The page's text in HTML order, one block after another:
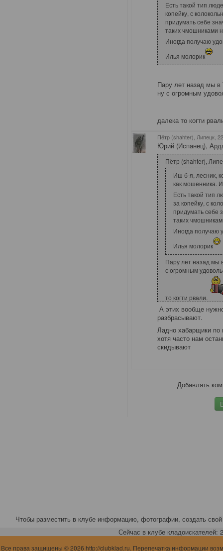
Есть такой тип
копейку, с
придумать себе
таких чмошниками
Иногда получаю
Илья молорик
Пару лет назад мы в
ну с огромным
далека то когти
Пётр (shahter), Липецк ,
Юрий (Испанец),
Пётр (shahter),
Иш б-я, лесник,
как мошенника. И
Есть такой тип
за копейку, с
придумать себе
таких
Иногда получаю
Илья молорик
Пару лет назад мы
с огромным
то когти рвали.
А этих вообще
разбрасывают.
Ладно хабарщики по
хотя часто нам
скидывают
Добавлять
Чтобы разместить в клубе информацию, фотографии, создать свой
Сейчас в клубе кладоискателей:
Все права защищены © 2026 http://clubklad.ru. Перепечатка информации